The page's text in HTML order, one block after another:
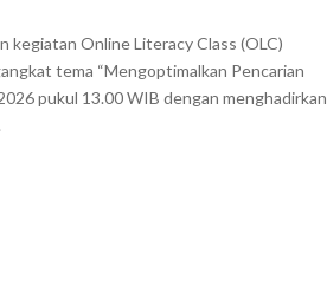
kegiatan Online Literacy Class (OLC)
tema “Mengoptimalkan Pencarian
pukul 13.00 WIB dengan menghadirkan